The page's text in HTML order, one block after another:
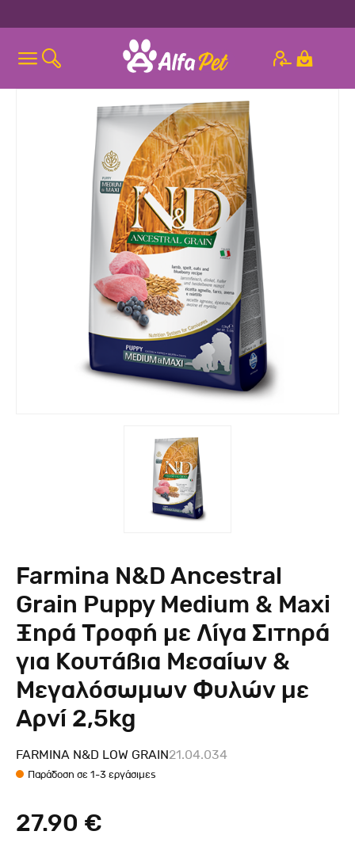
Farmina N&D Ancestral
Grain Puppy Medium & Maxi
Ξηρά Τροφή με Λίγα Σιτηρά
για Κουτάβια Μεσαίων &
Μεγαλόσωμων Φυλών με
Αρνί 2,5kg
FARMINA N&D LOW GRAIN21.04.034
Παράδοση σε 1-3 εργάσιμες
27.90 €